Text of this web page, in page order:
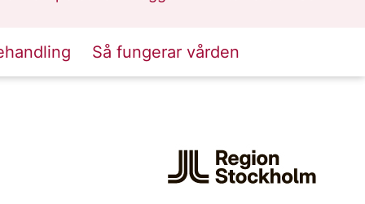
Så fungerar vården